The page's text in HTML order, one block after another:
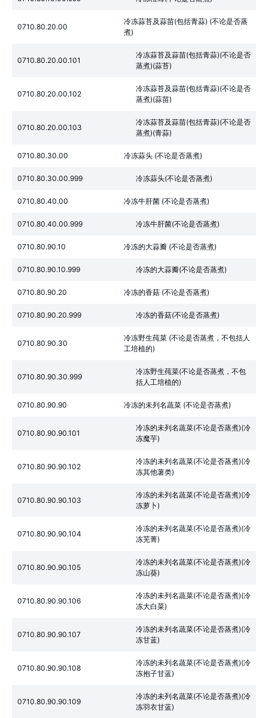
0710.80.20.00
冷冻蒜苔及蒜苗(包括青蒜) (不论是否蒸
煮)
0710.80.20.00.101
冷冻蒜苔及蒜苗(包括青蒜)(不论是否
蒸煮)(蒜苔)
0710.80.20.00.102
冷冻蒜苔及蒜苗(包括青蒜)(不论是否
蒸煮)(蒜苗)
0710.80.20.00.103
冷冻蒜苔及蒜苗(包括青蒜)(不论是否
蒸煮)(青蒜)
0710.80.30.00 冷冻蒜头 (不论是否蒸煮)
0710.80.30.00.999 冷冻蒜头(不论是否蒸煮)
0710.80.40.00 冷冻牛肝菌 (不论是否蒸煮)
0710.80.40.00.999 冷冻牛肝菌(不论是否蒸煮)
0710.80.90.10 冷冻的大蒜瓣 (不论是否蒸煮)
0710.80.90.10.999 冷冻的大蒜瓣(不论是否蒸煮)
0710.80.90.20 冷冻的香菇 (不论是否蒸煮)
0710.80.90.20.999 冷冻的香菇(不论是否蒸煮)
0710.80.90.30
冷冻野生莼菜 (不论是否蒸煮，不包括人
工培植的)
0710.80.90.30.999
冷冻野生莼菜(不论是否蒸煮，不包
括人工培植的)
0710.80.90.90 冷冻的未列名蔬菜 (不论是否蒸煮)
0710.80.90.90.101
冷冻的未列名蔬菜(不论是否蒸煮)(冷
冻魔芋)
0710.80.90.90.102
冷冻的未列名蔬菜(不论是否蒸煮)(冷
冻其他薯类)
0710.80.90.90.103
冷冻的未列名蔬菜(不论是否蒸煮)(冷
冻萝卜)
0710.80.90.90.104
冷冻的未列名蔬菜(不论是否蒸煮)(冷
冻芜菁)
0710.80.90.90.105
冷冻的未列名蔬菜(不论是否蒸煮)(冷
冻山葵)
0710.80.90.90.106
冷冻的未列名蔬菜(不论是否蒸煮)(冷
冻大白菜)
0710.80.90.90.107
冷冻的未列名蔬菜(不论是否蒸煮)(冷
冻甘蓝)
0710.80.90.90.108
冷冻的未列名蔬菜(不论是否蒸煮)(冷
冻抱子甘蓝)
0710.80.90.90.109
冷冻的未列名蔬菜(不论是否蒸煮)(冷
冻羽衣甘蓝)